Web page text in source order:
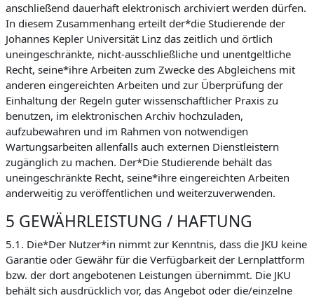
anschließend dauerhaft elektronisch archiviert werden dürfen.
In diesem Zusammenhang erteilt der*die Studierende der
Johannes Kepler Universität Linz das zeitlich und örtlich
uneingeschränkte, nicht-ausschließliche und unentgeltliche
Recht, seine*ihre Arbeiten zum Zwecke des Abgleichens mit
anderen eingereichten Arbeiten und zur Überprüfung der
Einhaltung der Regeln guter wissenschaftlicher Praxis zu
benutzen, im elektronischen Archiv hochzuladen,
aufzubewahren und im Rahmen von notwendigen
Wartungsarbeiten allenfalls auch externen Dienstleistern
zugänglich zu machen. Der*Die Studierende behält das
uneingeschränkte Recht, seine*ihre eingereichten Arbeiten
anderweitig zu veröffentlichen und weiterzuverwenden.
5 GEWÄHRLEISTUNG / HAFTUNG
5.1. Die*Der Nutzer*in nimmt zur Kenntnis, dass die JKU keine
Garantie oder Gewähr für die Verfügbarkeit der Lernplattform
bzw. der dort angebotenen Leistungen übernimmt. Die JKU
behält sich ausdrücklich vor, das Angebot oder die/einzelne